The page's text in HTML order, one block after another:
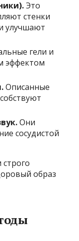
Это
стенки
улучшают
гели и
эффектом
Описанные
Они
сосудистой
образ